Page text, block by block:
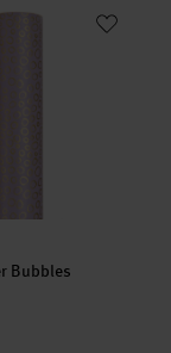
Bubbles
Bubbles